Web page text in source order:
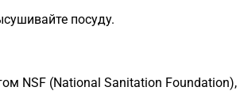
посуду.
NSF (National Sanitation Foundation),